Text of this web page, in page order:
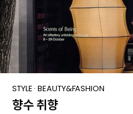
향수
취향
STYLE ·BEAUTY&FASHION
향수 취향